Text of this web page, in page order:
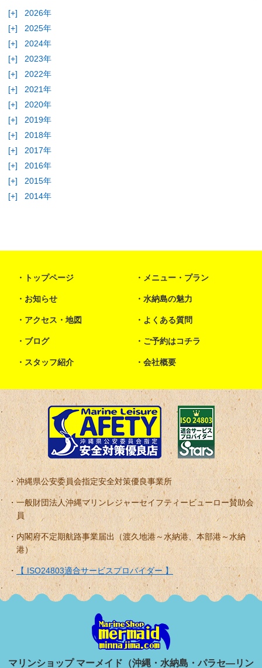
[+]
2026年
[+]
2025年
[+]
2024年
[+]
2023年
[+]
2022年
[+]
2021年
[+]
2020年
[+]
2019年
[+]
2018年
[+]
2017年
[+]
2016年
[+]
2015年
[+]
2014年
トップページ メニュー・プラン
お知らせ 水納島の魅力
アクセス・地図 よくある質問
ブログ ご予約はコチラ
スタッフ紹介 会社概要
沖縄県公安委員会指定安全対策優良事業所
一般財団法人沖縄マリンレジャーセイフティービューロー賛助会
員
内閣府不定期航路事業届出（渡久地港～水納港、本部港～水納
港）
【 ISO24803適合サービスプロバイダー 】
マリンショップ マーメイド（沖縄・水納島・パラセ―リン